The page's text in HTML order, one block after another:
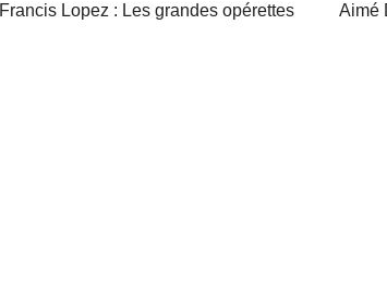
Francis Lopez : Les grandes opérettes
Aimé